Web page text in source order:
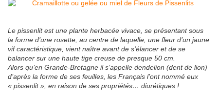
Le pissenlit est une plante herbacée vivace, se présentant sous
la forme d’une rosette, au centre de laquelle, une fleur d’un jaune
vif caractéristique, vient naître avant de s’élancer et de se
balancer sur une haute tige creuse de presque 50 cm.
Alors qu’en Grande-Bretagne il s’appelle dendelion (dent de lion)
d’après la forme de ses feuilles, les Français l’ont nommé eux
« pissenlit », en raison de ses propriétés… diurétiques !